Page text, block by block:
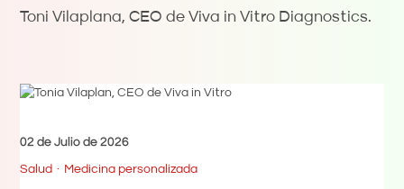
Toni Vilaplana, CEO de Viva in Vitro Diagnostics.
02 de Julio de 2026
Salud Medicina personalizada